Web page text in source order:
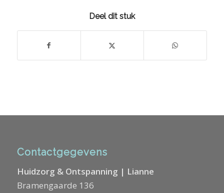
Deel dit stuk
Contactgegevens
Huidzorg & Ontspanning | Lianne
Bramengaarde 136